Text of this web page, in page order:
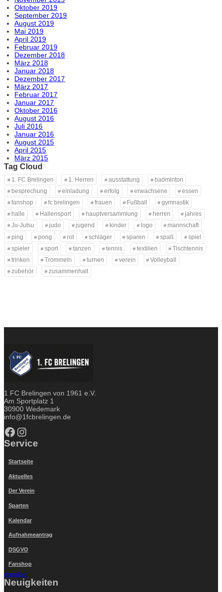
Oktober 2019
September 2019
August 2019
Mai 2019
April 2019
Februar 2019
Dezember 2018
März 2018
Januar 2018
Dezember 2017
März 2017
Februar 2017
Januar 2017
Oktober 2016
August 2016
Juli 2016
Januar 2016
August 2015
April 2015
März 2015
Tag Cloud
1. FC Brelingen 1. Herren ausstattung
badminton
besprechung
einladung erfolg erwachsene
essen
fanshop
fc brelingen frauen Fußball
gymnastik
halle
Hallensport hauptversammlung herren
jahres
Ju-Jutsu
judo jugend kinder logo
mannschaft
ping
pong rot schläger sparen spaß
spiel
spieler
sport tanzen tennis textilien
Tischtennis
trinken
Trommeln turnen verein
Volleyball
zubehör
zusammenhalt
1 FC Brelingen von 1961 e.V.
Am Sportplatz 1
30900 Wedemark
info@1fcbrelingen.de
Facebook Instagram
Service
Startseite
Aktuelles
Der Verein
Sparten
Kalendar
Aufnahmeantrag
DSGVO
Fanshop
Anmelden
Neuigkeiten